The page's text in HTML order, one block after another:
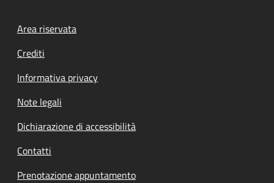
Footer menu
Area riservata
Crediti
Informativa privacy
Note legali
Dichiarazione di accessibilità
Contatti
Prenotazione appuntamento